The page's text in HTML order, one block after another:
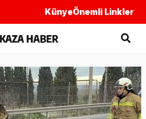
KünyeÖnemli Linkler